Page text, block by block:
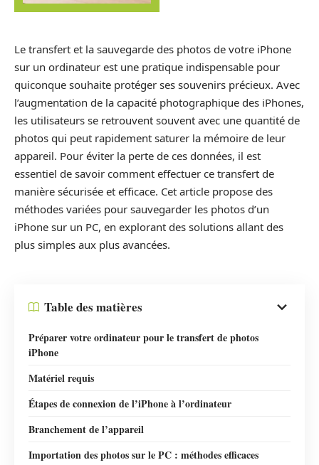
Le transfert et la sauvegarde des photos de votre iPhone
sur un ordinateur est une pratique indispensable pour
quiconque souhaite protéger ses souvenirs précieux. Avec
l’augmentation de la capacité photographique des iPhones,
les utilisateurs se retrouvent souvent avec une quantité de
photos qui peut rapidement saturer la mémoire de leur
appareil. Pour éviter la perte de ces données, il est
essentiel de savoir comment effectuer ce transfert de
manière sécurisée et efficace. Cet article propose des
méthodes variées pour sauvegarder les photos d’un
iPhone sur un PC, en explorant des solutions allant des
plus simples aux plus avancées.
Table des matières
Préparer votre ordinateur pour le transfert de photos
iPhone
Matériel requis
Étapes de connexion de l’iPhone à l’ordinateur
Branchement de l’appareil
Importation des photos sur le PC : méthodes efficaces